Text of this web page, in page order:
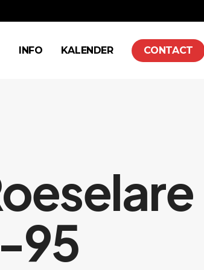
INFO KALENDER CONTACT
95